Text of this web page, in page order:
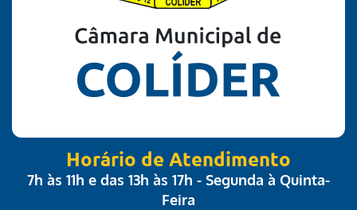
Horário de Atendimento
7h às 11h e das 13h às 17h - Segunda à Quinta-
Feira